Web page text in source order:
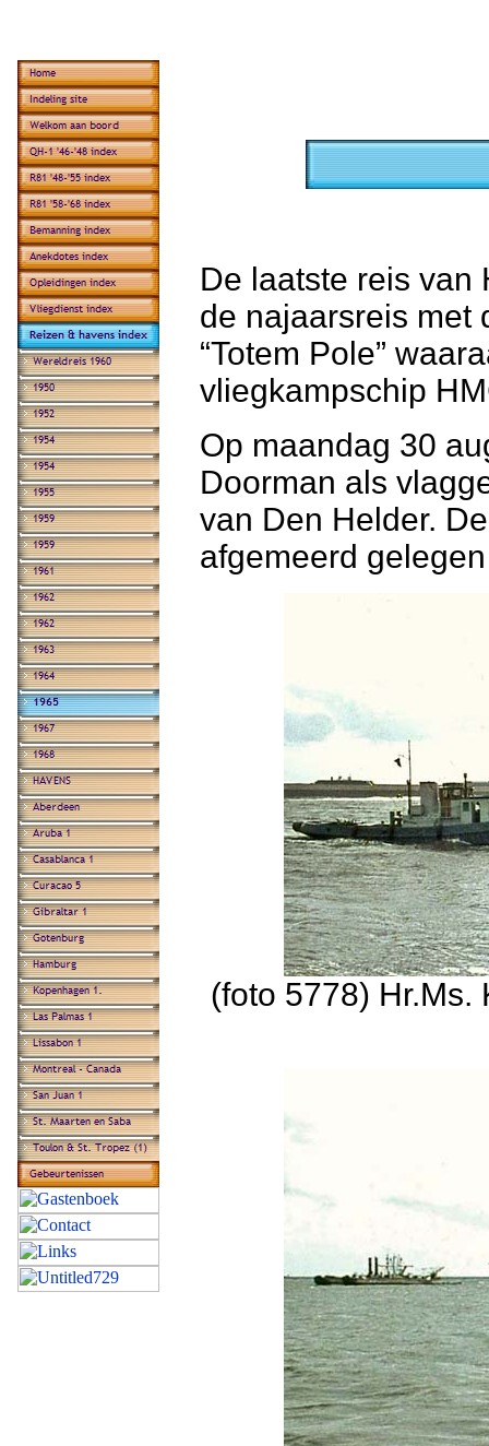
De laatste reis van
de najaarsreis met
“Totem Pole”
vliegkampschip
Op maandag 30
Doorman als
van Den Helder.
afgemeerd
(foto 5778) Hr.Ms.